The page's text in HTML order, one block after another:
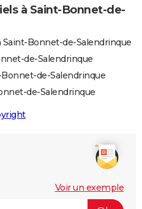
à Saint-Bonnet-de-
Bonnet-de-Salendrinque
de-Salendrinque
de-Salendrinque
de-Salendrinque
Voir un exemple